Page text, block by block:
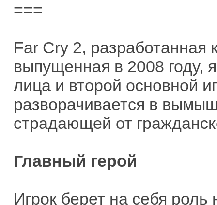
===
Far Cry 2, разработанная
выпущенная в 2008 году,
лица и второй основной
разворачивается в
страдающей от
Главный герой
Игрок берет на себя роль